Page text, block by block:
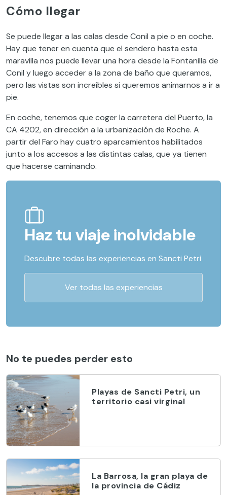
Cómo llegar
Se puede llegar a las calas desde Conil a pie o en coche.
Hay que tener en cuenta que el sendero hasta esta
maravilla nos puede llevar una hora desde la Fontanilla de
Conil y luego acceder a la zona de baño que queramos,
pero las vistas son increíbles si queremos animarnos a ir a
pie.
En coche, tenemos que coger la carretera del Puerto, la
CA 4202, en dirección a la urbanización de Roche. A
partir del Faro hay cuatro aparcamientos habilitados
junto a los accesos a las distintas calas, que ya tienen
que hacerse caminando.
Haz tu viaje inolvidable
Descubre todas las experiencias en Sancti Petri
Ver todas las experiencias
No te puedes perder esto
Playas de Sancti Petri, un
territorio casi virginal
La Barrosa, la gran playa de
la provincia de Cádiz